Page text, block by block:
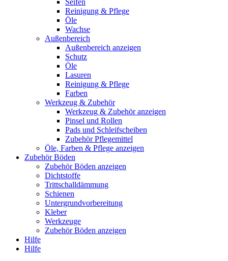
Seifen
Reinigung & Pflege
Öle
Wachse
Außenbereich
Außenbereich anzeigen
Schutz
Öle
Lasuren
Reinigung & Pflege
Farben
Werkzeug & Zubehör
Werkzeug & Zubehör anzeigen
Pinsel und Rollen
Pads und Schleifscheiben
Zubehör Pflegemittel
Öle, Farben & Pflege anzeigen
Zubehör Böden
Zubehör Böden anzeigen
Dichtstoffe
Trittschalldämmung
Schienen
Untergrundvorbereitung
Kleber
Werkzeuge
Zubehör Böden anzeigen
Hilfe
Hilfe